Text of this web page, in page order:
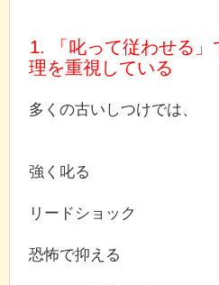
1. 「叱って従わせる
理を重視している
多くの古いしつけでは、
強く叱る
リードショック
恐怖で抑える